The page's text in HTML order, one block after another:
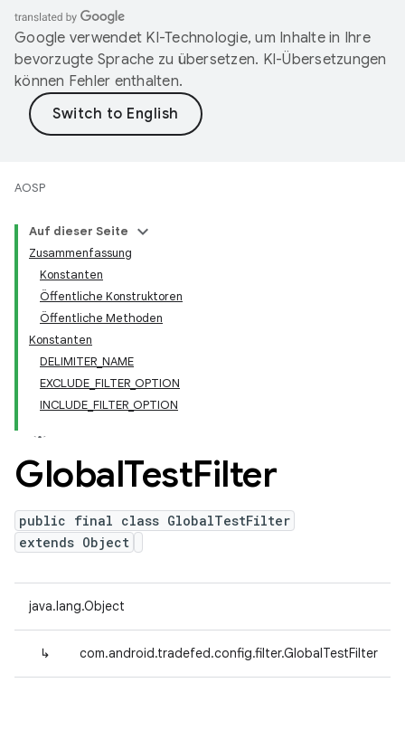
Google verwendet KI-Technologie, um Inhalte in Ihre
bevorzugte Sprache zu übersetzen. KI-Übersetzungen
können Fehler enthalten.
AOSP
Auf dieser Seite
Zusammenfassung
Konstanten
Öffentliche Konstruktoren
Öffentliche Methoden
Konstanten
DELIMITER_NAME
EXCLUDE_FILTER_OPTION
INCLUDE_FILTER_OPTION
GlobalTestFilter
public final class GlobalTestFilter
extends Object
java.lang.Object
↳ com.android.tradefed.config.filter.GlobalTestFilter